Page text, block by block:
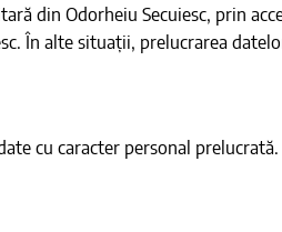
din Odorheiu Secuiesc, prin
În alte situații, prelucrarea
cu caracter personal